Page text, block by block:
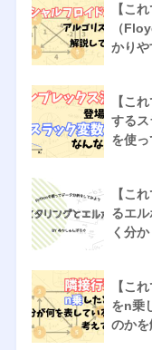
【こ
（
かりや
【こ
するス
を使
【こ
るエ
く分
【こ
をn乗
のかを